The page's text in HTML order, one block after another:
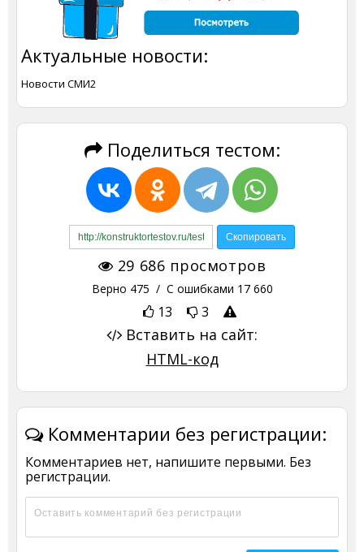
Актуальные новости:
Новости СМИ2
Поделиться тестом:
29 686 просмотров
Верно 475 / С ошибками 17 660
13 3
Вставить на сайт:
HTML-код
Комментарии без регистрации:
Комментариев нет, напишите первыми. Без
регистрации.